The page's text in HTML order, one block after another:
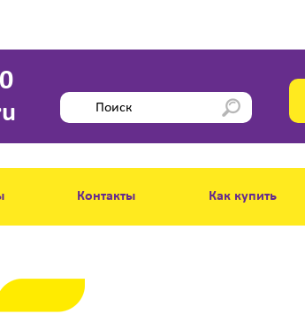
Контакты Как купить